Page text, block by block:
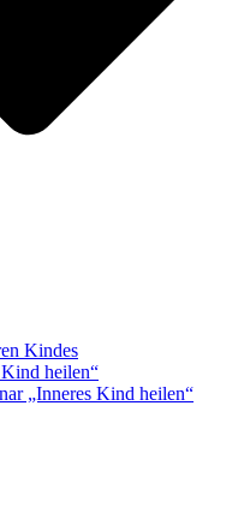
Kindes
heilen“
„Inneres Kind heilen“